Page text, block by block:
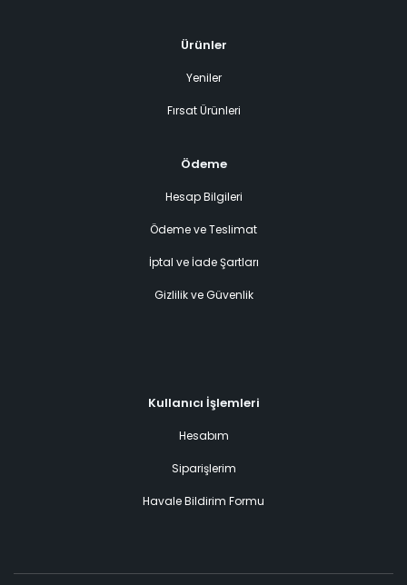
Ürünler
Yeniler
Fırsat Ürünleri
Ödeme
Hesap Bilgileri
Ödeme ve Teslimat
İptal ve İade Şartları
Gizlilik ve Güvenlik
Kullanıcı İşlemleri
Hesabım
Siparişlerim
Havale Bildirim Formu